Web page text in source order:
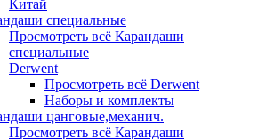
Китай
специальные
Просмотреть всё Карандаши
специальные
Derwent
Просмотреть всё Derwent
Наборы и комплекты
цанговые,механич.
Просмотреть всё Карандаши